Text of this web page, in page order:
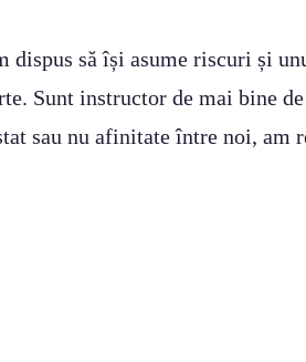
să își asume riscuri și
Sunt instructor de mai bine
sau nu afinitate între noi, am